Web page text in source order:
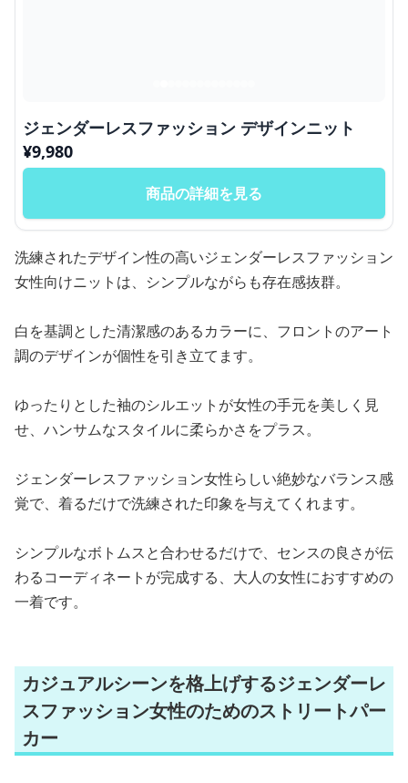
ジェンダーレスファッション デザインニット
¥9,980
商品の詳細を見る
洗練されたデザイン性の高いジェンダーレスファッション
女性向けニットは、シンプルながらも存在感抜群。
白を基調とした清潔感のあるカラーに、フロントのアート
調のデザインが個性を引き立てます。
ゆったりとした袖のシルエットが女性の手元を美しく見
せ、ハンサムなスタイルに柔らかさをプラス。
ジェンダーレスファッション女性らしい絶妙なバランス感
覚で、着るだけで洗練された印象を与えてくれます。
シンプルなボトムスと合わせるだけで、センスの良さが伝
わるコーディネートが完成する、大人の女性におすすめの
一着です。
カジュアルシーンを格上げするジェンダーレ
スファッション女性のためのストリートパー
カー